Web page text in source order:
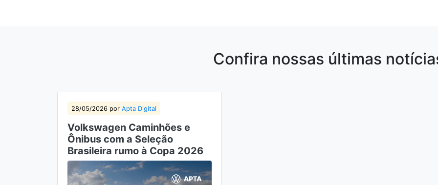
Confira nossas últimas
28/05/2026 por Apta Digital
Volkswagen Caminhões e
Ônibus com a Seleção
Brasileira rumo à Copa 2026